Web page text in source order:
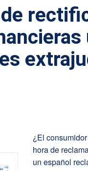
¿El
hora de
un español